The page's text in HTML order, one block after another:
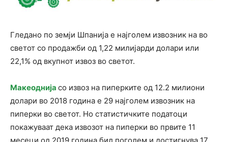
Гледано по земји Шпанија е најголем извозник на во
светот со продажби од 1,22 милијарди долари или
22,1% од вкупнот извоз во светот.
Макеоднија со извоз на пиперките од 12.2 милиони
долари во 2018 година е 29 најголем извозник на
пиперки во светот. Но статистичките податоци
покажуваат дека извозот на пиперки во првите 11